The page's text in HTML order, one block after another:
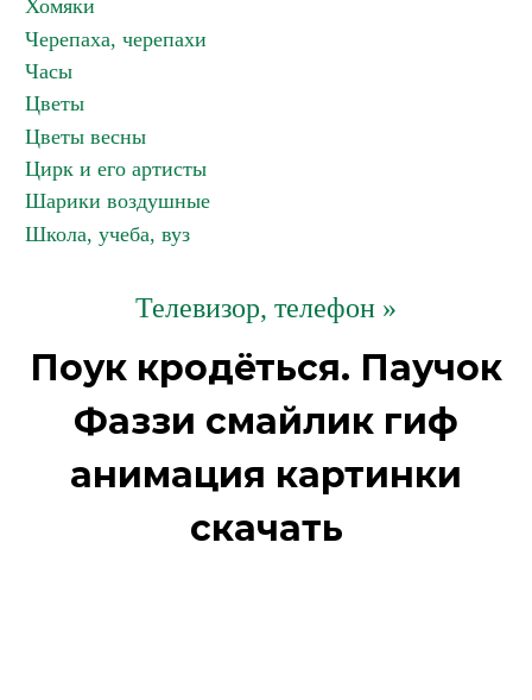
Хомяки
Черепаха, черепахи
Часы
Цветы
Цветы весны
Цирк и его артисты
Шарики воздушные
Школа, учеба, вуз
Телевизор, телефон »
Поук кродёться. Паучок
Фаззи смайлик гиф
анимация картинки
скачать